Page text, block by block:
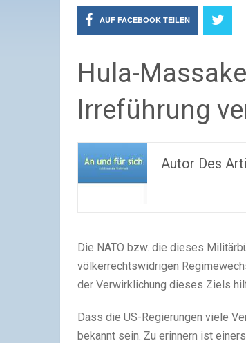
AUF FACEBOOK TEILEN
Hula-
Irreführung
Autor Des
Die NATO bzw. die dieses
völkerrechtswidrigen
der Verwirklichung dieses Ziels
Dass die US-Regierungen viele
bekannt sein. Zu erinnern ist